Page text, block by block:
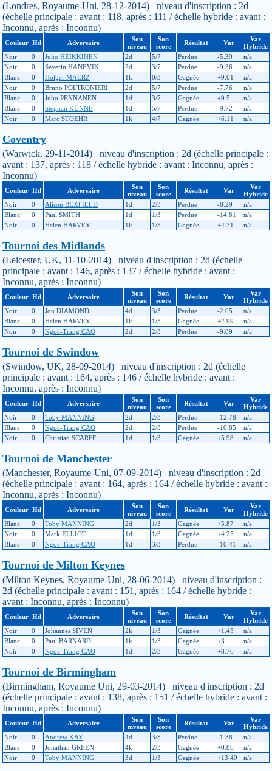
(Londres, Royaume-Uni, 28-12-2014) niveau d'inscription : 2d
(échelle principale : avant : 118, après : 111 / échelle hybride : avant :
Inconnu, après : Inconnu)
Couleur Hd Adversaire
Son
niveau
Son
score
Résultat Var
Var
Hybride
Noir
0 Juho HEIKKINEN 2d 5/7 Perdue -5.39
n/a
Noir
0 Severin HANEVIK 2d 3/7 Perdue -9.36
n/a
Blanc
0 Holger MAERZ 1k 0/3 Gagnée +9.01
n/a
Noir
0 Bruno POLTRONIERI 2d 5/7 Perdue -7.76
n/a
Blanc
0 Juho PENNANEN 1d 3/7 Gagnée +9.5
n/a
Blanc
0 Stéphan KUNNE 1d 5/7 Perdue -9.72
n/a
Noir
0 Marc STOEHR 1k 4/7 Gagnée +6.11 n/a
Coventry
(Warwick, 29-11-2014) niveau d'inscription : 2d (échelle principale :
avant : 137, après : 118 / échelle hybride : avant : Inconnu, après :
Inconnu)
Couleur Hd Adversaire
Son
niveau
Son
score
Résultat Var
Var
Hybride
Noir
0 Alison BEXFIELD 1d 2/3 Perdue -8.29
n/a
Blanc
0 Paul SMITH 1d 1/3 Perdue -14.81
n/a
Noir
0 Helen HARVEY 1k 1/3 Gagnée +4.31 n/a
Tournoi des Midlands
(Leicester, UK, 11-10-2014) niveau d'inscription : 2d (échelle
principale : avant : 146, après : 137 / échelle hybride : avant :
Inconnu, après : Inconnu)
Couleur Hd Adversaire
Son
niveau
Son
score
Résultat Var
Var
Hybride
Noir
0 Jon DIAMOND 4d 3/3 Perdue -2.05
n/a
Blanc
0 Helen HARVEY 1k 1/3 Gagnée +2.99
n/a
Noir
0 Ngoc-Trang CAO 2d 2/3 Perdue -9.89 n/a
Tournoi de Swindow
(Swindow, UK, 28-09-2014) niveau d'inscription : 2d (échelle
principale : avant : 164, après : 146 / échelle hybride : avant :
Inconnu, après : Inconnu)
Couleur Hd Adversaire
Son
niveau
Son
score
Résultat Var
Var
Hybride
Noir
0 Toby MANNING 2d 2/3 Perdue -12.78
n/a
Blanc
0 Ngoc-Trang CAO 2d 2/3 Perdue -10.85
n/a
Noir
0 Christian SCARFF 1d 1/3 Gagnée +5.98 n/a
Tournoi de Manchester
(Manchester, Royaume-Uni, 07-09-2014) niveau d'inscription : 2d
(échelle principale : avant : 164, après : 164 / échelle hybride : avant :
Inconnu, après : Inconnu)
Couleur Hd Adversaire
Son
niveau
Son
score
Résultat Var
Var
Hybride
Blanc
0 Toby MANNING 2d 1/3 Gagnée +5.87
n/a
Noir
0 Mark ELLIOT 1d 1/3 Gagnée +4.25
n/a
Blanc
0 Ngoc-Trang CAO 1d 3/3 Perdue -10.41 n/a
Tournoi de Milton Keynes
(Milton Keynes, Royaume-Uni, 28-06-2014) niveau d'inscription :
2d (échelle principale : avant : 151, après : 164 / échelle hybride :
avant : Inconnu, après : Inconnu)
Couleur Hd Adversaire
Son
niveau
Son
score
Résultat Var
Var
Hybride
Noir
0 Johannes SIVEN 2k 1/3 Gagnée +1.45
n/a
Blanc
0 Paul BARNARD 1k 1/3 Gagnée +3
n/a
Noir
0 Ngoc-Trang CAO 1d 2/3 Gagnée +8.76 n/a
Tournoi de Birmingham
(Birmingham, Royaume Uni, 29-03-2014) niveau d'inscription : 2d
(échelle principale : avant : 138, après : 151 / échelle hybride : avant :
Inconnu, après : Inconnu)
Couleur Hd Adversaire
Son
niveau
Son
score
Résultat Var
Var
Hybride
Noir
0 Andrew KAY 4d 3/3 Perdue -1.38
n/a
Blanc
0 Jonathan GREEN 4k 2/3 Gagnée +0.86
n/a
Noir
0 Toby MANNING 3d 1/3 Gagnée +13.49 n/a